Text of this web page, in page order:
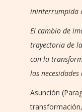
ininterrumpida
El cambio de
trayectoria de
con la
las necesidades
Asunción